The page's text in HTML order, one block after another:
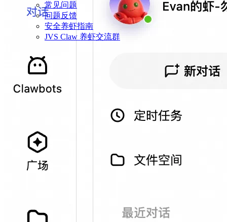
常见问题
问题反馈
安全养虾指南
JVS Claw 养虾交流群